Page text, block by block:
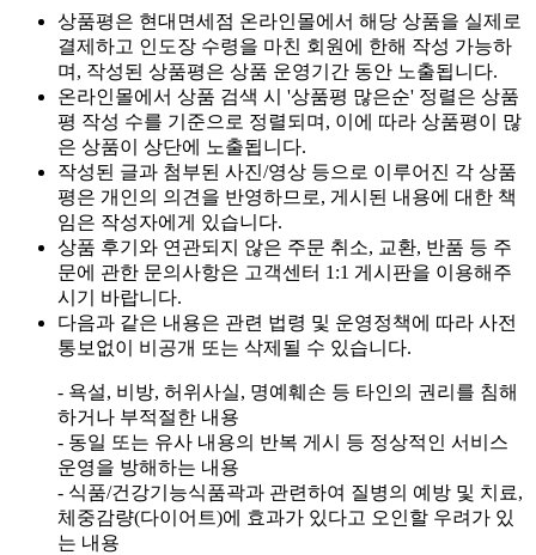
상품평은 현대면세점 온라인몰에서 해당 상품을 실제로
결제하고 인도장 수령을 마친 회원에 한해 작성 가능하
며, 작성된 상품평은 상품 운영기간 동안 노출됩니다.
온라인몰에서 상품 검색 시 '상품평 많은순' 정렬은 상품
평 작성 수를 기준으로 정렬되며, 이에 따라 상품평이 많
은 상품이 상단에 노출됩니다.
작성된 글과 첨부된 사진/영상 등으로 이루어진 각 상품
평은 개인의 의견을 반영하므로, 게시된 내용에 대한 책
임은 작성자에게 있습니다.
상품 후기와 연관되지 않은 주문 취소, 교환, 반품 등 주
문에 관한 문의사항은 고객센터 1:1 게시판을 이용해주
시기 바랍니다.
다음과 같은 내용은 관련 법령 및 운영정책에 따라 사전
통보없이 비공개 또는 삭제될 수 있습니다.
- 욕설, 비방, 허위사실, 명예훼손 등 타인의 권리를 침해
하거나 부적절한 내용
- 동일 또는 유사 내용의 반복 게시 등 정상적인 서비스
운영을 방해하는 내용
- 식품/건강기능식품곽과 관련하여 질병의 예방 및 치료,
체중감량(다이어트)에 효과가 있다고 오인할 우려가 있
는 내용